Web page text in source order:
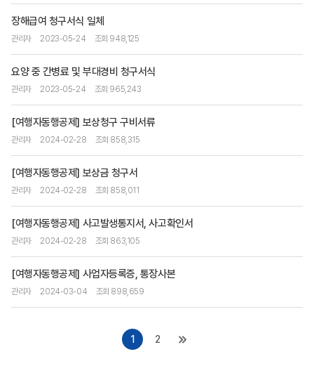
장해급여 청구서식 일체
관리자 2023-05-24 조회 948,125
요양 중 간병료 및 부대경비 청구서식
관리자 2023-05-24 조회 965,243
[여행자동행공제] 보상청구 구비서류
관리자 2024-02-28 조회 858,315
[여행자동행공제] 보상금 청구서
관리자 2024-02-28 조회 858,011
[여행자동행공제] 사고발생통지서, 사고확인서
관리자 2024-02-28 조회 863,105
[여행자동행공제] 사업자등록증, 통장사본
관리자 2024-03-04 조회 898,659
1 2